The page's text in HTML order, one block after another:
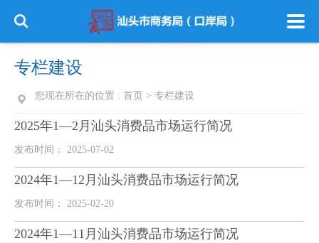
专栏建设
您现在所在的位置 : 首页 > 专栏建设
2025年1—2月汕头消费品市场运行简况
发布时间： 2025-07-02
2024年1—12月汕头消费品市场运行简况
发布时间： 2025-02-20
2024年1—11月汕头消费品市场运行简况